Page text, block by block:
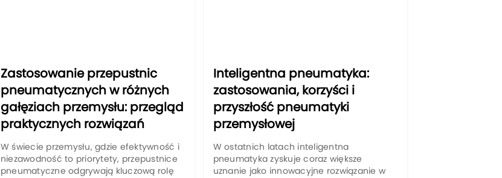
Zastosowanie przepustnic
pneumatycznych w różnych
gałęziach przemysłu: przegląd
praktycznych rozwiązań
W świecie przemysłu, gdzie efektywność i
niezawodność to priorytety, przepustnice
pneumatyczne odgrywają kluczową rolę
Inteligentna pneumatyka:
zastosowania, korzyści i
przyszłość pneumatyki
przemysłowej
W ostatnich latach inteligentna
pneumatyka zyskuje coraz większe
uznanie jako innowacyjne rozwiązanie w